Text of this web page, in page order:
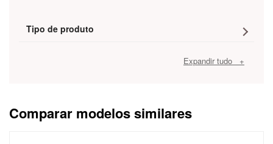
Tipo de produto
Expandir tudo +
Comparar modelos similares